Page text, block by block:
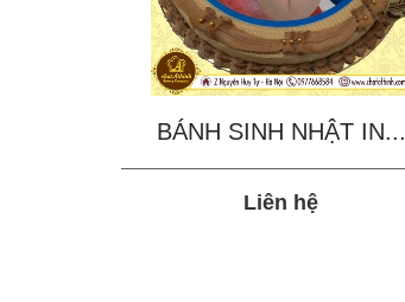
BÁNH SINH NHẬT IN...
Liên hệ